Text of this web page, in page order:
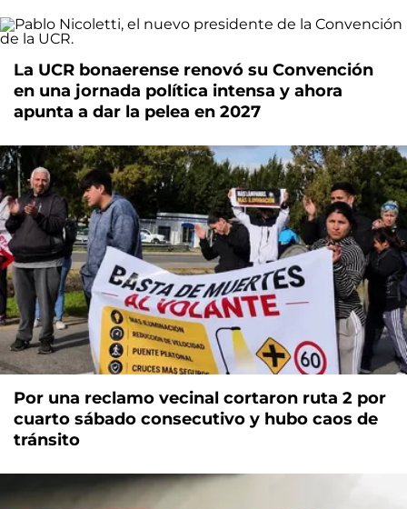
La UCR bonaerense renovó su Convención
en una jornada política intensa y ahora
apunta a dar la pelea en 2027
Por una reclamo vecinal cortaron ruta 2 por
cuarto sábado consecutivo y hubo caos de
tránsito